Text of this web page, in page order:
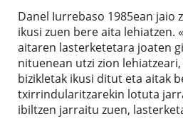
Danel Iurrebaso 1985ean jaio
ikusi zuen bere aita lehiatzen.
aitaren lasterketetara joaten
nituenean utzi zion
bizikletak ikusi ditut eta aitak
txirrindularitzarekin lotuta
ibiltzen jarraitu zuen,